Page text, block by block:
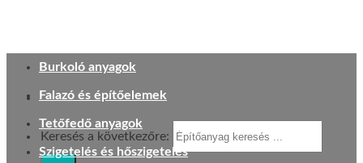
Keresés a következőre:
Burkoló anyagok
Falazó és építőelemek
Tetőfedő anyagok
Szigetelés és hőszigetelés